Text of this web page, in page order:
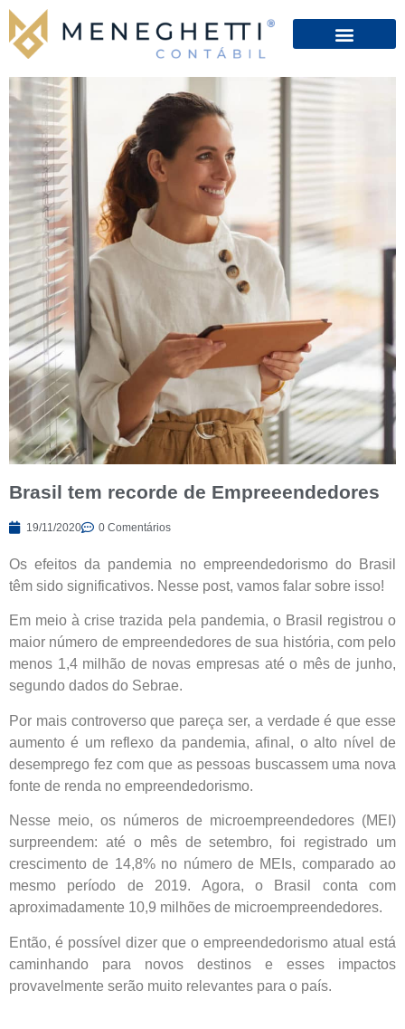
Brasil tem recorde de Empreeendedores
19/11/2020 0 Comentários
Os efeitos da pandemia no empreendedorismo do Brasil
têm sido significativos. Nesse post, vamos falar sobre isso!
Em meio à crise trazida pela pandemia, o Brasil registrou o
maior número de empreendedores de sua história, com pelo
menos 1,4 milhão de novas empresas até o mês de junho,
segundo dados do Sebrae.
Por mais controverso que pareça ser, a verdade é que esse
aumento é um reflexo da pandemia, afinal, o alto nível de
desemprego fez com que as pessoas buscassem uma nova
fonte de renda no empreendedorismo.
Nesse meio, os números de microempreendedores (MEI)
surpreendem: até o mês de setembro, foi registrado um
crescimento de 14,8% no número de MEIs, comparado ao
mesmo período de 2019. Agora, o Brasil conta com
aproximadamente 10,9 milhões de microempreendedores.
Então, é possível dizer que o empreendedorismo atual está
caminhando para novos destinos e esses impactos
provavelmente serão muito relevantes para o país.